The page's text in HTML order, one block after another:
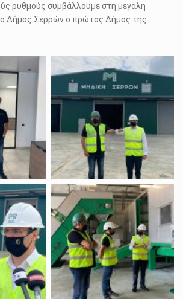
ρυθμούς συμβάλλουμε στη μεγάλη
ο Δήμος Σερρών ο πρώτος Δήμος της